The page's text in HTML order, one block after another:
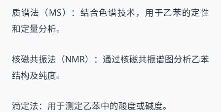
质谱法（MS）：结合色谱技术，用于乙苯的定性
和定量分析。
核磁共振法（NMR）：通过核磁共振谱图分析乙苯
结构及纯度。
滴定法：用于测定乙苯中的酸度或碱度。